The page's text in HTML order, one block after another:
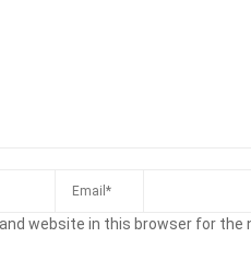
website in this browser for the